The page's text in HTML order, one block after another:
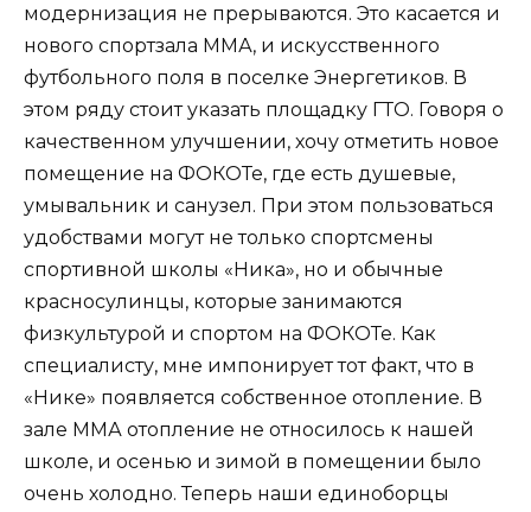
модернизация не прерываются. Это касается и
нового спортзала ММА, и искусственного
футбольного поля в поселке Энергетиков. В
этом ряду стоит указать площадку ГТО. Говоря о
качественном улучшении, хочу отметить новое
помещение на ФОКОТе, где есть душевые,
умывальник и санузел. При этом пользоваться
удобствами могут не только спортсмены
спортивной школы «Ника», но и обычные
красносулинцы, которые занимаются
физкультурой и спортом на ФОКОТе. Как
специалисту, мне импонирует тот факт, что в
«Нике» появляется собственное отопление. В
зале ММА отопление не относилось к нашей
школе, и осенью и зимой в помещении было
очень холодно. Теперь наши единоборцы